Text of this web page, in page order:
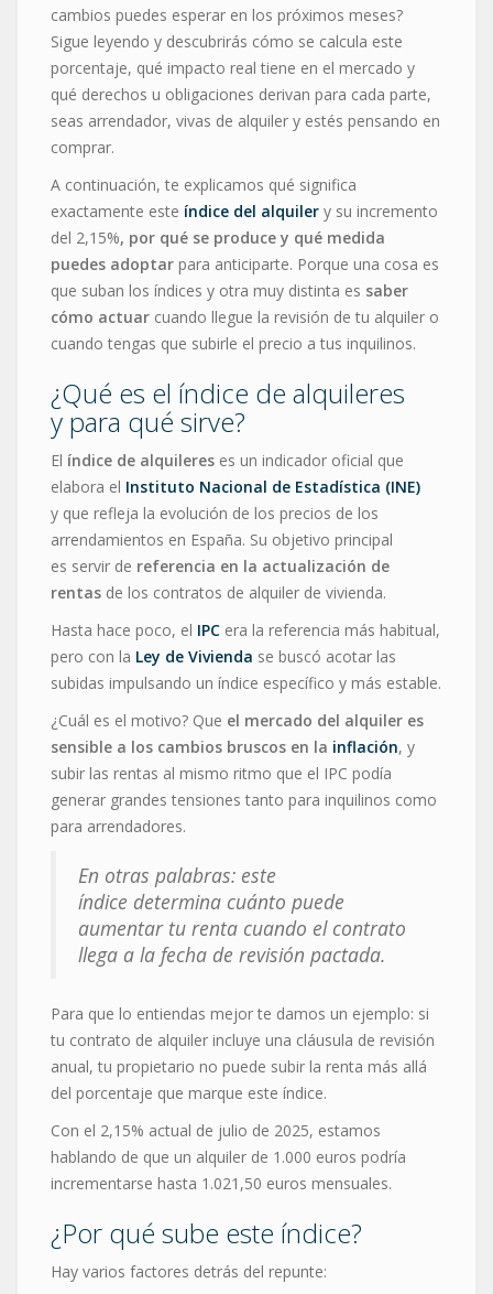
cambios puedes esperar en los próximos meses?
Sigue leyendo y descubrirás cómo se calcula este
porcentaje, qué impacto real tiene en el mercado y
qué derechos u obligaciones derivan para cada parte,
seas arrendador, vivas de alquiler y estés pensando en
comprar.
A continuación, te explicamos qué significa
exactamente este índice del alquiler y su incremento
del 2,15%, por qué se produce y qué medida
puedes adoptar para anticiparte. Porque una cosa es
que suban los índices y otra muy distinta es saber
cómo actuar cuando llegue la revisión de tu alquiler o
cuando tengas que subirle el precio a tus inquilinos.
¿Qué es el índice de alquileres
y para qué sirve?
El índice de alquileres es un indicador oficial que
elabora el Instituto Nacional de Estadística (INE)
y que refleja la evolución de los precios de los
arrendamientos en España. Su objetivo principal
es servir de referencia en la actualización de
rentas de los contratos de alquiler de vivienda.
Hasta hace poco, el IPC era la referencia más habitual,
pero con la Ley de Vivienda se buscó acotar las
subidas impulsando un índice específico y más estable.
¿Cuál es el motivo? Que el mercado del alquiler es
sensible a los cambios bruscos en la inflación, y
subir las rentas al mismo ritmo que el IPC podía
generar grandes tensiones tanto para inquilinos como
para arrendadores.
En otras palabras: este
índice determina cuánto puede
aumentar tu renta cuando el contrato
llega a la fecha de revisión pactada.
Para que lo entiendas mejor te damos un ejemplo: si
tu contrato de alquiler incluye una cláusula de revisión
anual, tu propietario no puede subir la renta más allá
del porcentaje que marque este índice.
Con el 2,15% actual de julio de 2025, estamos
hablando de que un alquiler de 1.000 euros podría
incrementarse hasta 1.021,50 euros mensuales.
¿Por qué sube este índice?
Hay varios factores detrás del repunte: